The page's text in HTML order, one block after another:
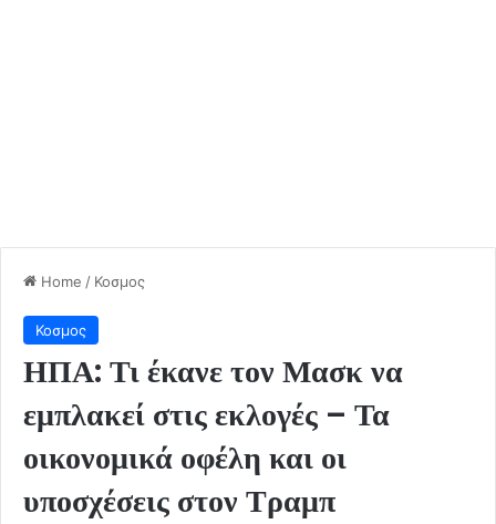
Home / Κοσμος
Κοσμος
ΗΠΑ: Τι έκανε τον Μασκ να
εμπλακεί στις εκλογές – Τα
οικονομικά οφέλη και οι
υποσχέσεις στον Τραμπ